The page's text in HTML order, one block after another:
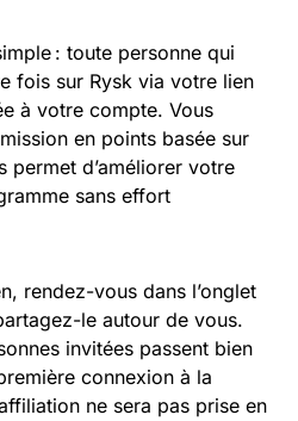
: toute personne qui
fois sur Rysk via votre lien
à votre compte. Vous
en points basée sur
permet d’améliorer votre
sans effort
rendez-vous dans l’onglet
le autour de vous.
invitées passent bien
connexion à la
ne sera pas prise en